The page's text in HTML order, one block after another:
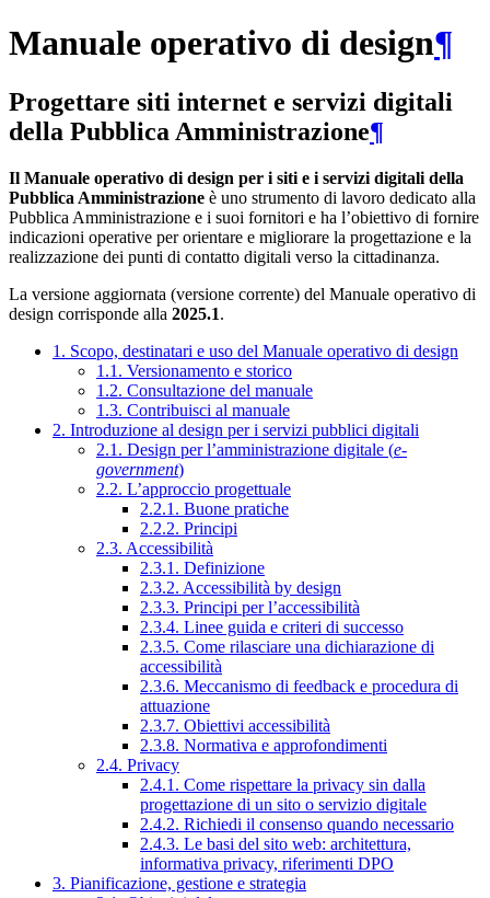
Manuale operativo di design¶
Progettare siti internet e servizi digitali
della Pubblica Amministrazione¶
Il Manuale operativo di design per i siti e i servizi digitali della
Pubblica Amministrazione è uno strumento di lavoro dedicato alla
Pubblica Amministrazione e i suoi fornitori e ha l’obiettivo di fornire
indicazioni operative per orientare e migliorare la progettazione e la
realizzazione dei punti di contatto digitali verso la cittadinanza.
La versione aggiornata (versione corrente) del Manuale operativo di
design corrisponde alla 2025.1.
1. Scopo, destinatari e uso del Manuale operativo di design
1.1. Versionamento e storico
1.2. Consultazione del manuale
1.3. Contribuisci al manuale
2. Introduzione al design per i servizi pubblici digitali
2.1. Design per l’amministrazione digitale (e-
government)
2.2. L’approccio progettuale
2.2.1. Buone pratiche
2.2.2. Principi
2.3. Accessibilità
2.3.1. Definizione
2.3.2. Accessibilità by design
2.3.3. Principi per l’accessibilità
2.3.4. Linee guida e criteri di successo
2.3.5. Come rilasciare una dichiarazione di
accessibilità
2.3.6. Meccanismo di feedback e procedura di
attuazione
2.3.7. Obiettivi accessibilità
2.3.8. Normativa e approfondimenti
2.4. Privacy
2.4.1. Come rispettare la privacy sin dalla
progettazione di un sito o servizio digitale
2.4.2. Richiedi il consenso quando necessario
2.4.3. Le basi del sito web: architettura,
informativa privacy, riferimenti DPO
3. Pianificazione, gestione e strategia